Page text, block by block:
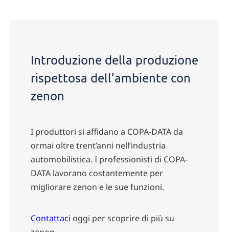
Introduzione della produzione
rispettosa dell’ambiente con
zenon
I produttori si affidano a COPA-DATA da
ormai oltre trent’anni nell’industria
automobilistica. I professionisti di COPA-
DATA lavorano costantemente per
migliorare zenon e le sue funzioni.
Contattaci oggi per scoprire di più su